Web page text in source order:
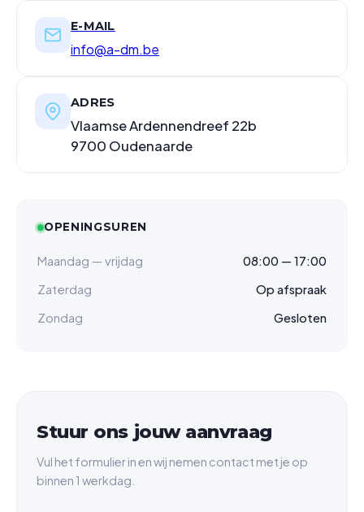
E-MAIL
info@a-dm.be
ADRES
Vlaamse Ardennendreef 22b
9700 Oudenaarde
OPENINGSUREN
Maandag — vrijdag
08:00 — 17:00
Zaterdag
Op afspraak
Zondag
Gesloten
Stuur ons jouw aanvraag
Vul het formulier in en wij nemen contact met je op
binnen 1 werkdag.